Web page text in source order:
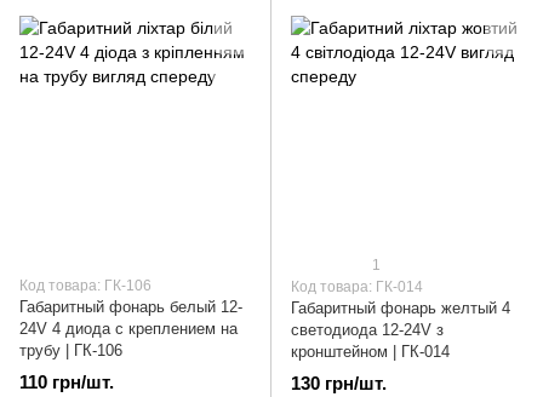
Код товара: ГК-106
Габаритный фонарь белый 12-
24V 4 диода с креплением на
трубу | ГК-106
110 грн/шт.
1
Код товара: ГК-014
Габаритный фонарь желтый 4
светодиода 12-24V з
кронштейном | ГК-014
130 грн/шт.